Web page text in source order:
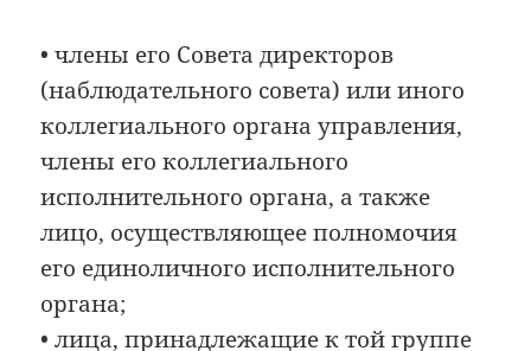
• члены его Совета директоров
(наблюдательного совета) или иного
коллегиального органа управления,
члены его коллегиального
исполнительного органа, а также
лицо, осуществляющее полномочия
его единоличного исполнительного
органа;
• лица, принадлежащие к той группе